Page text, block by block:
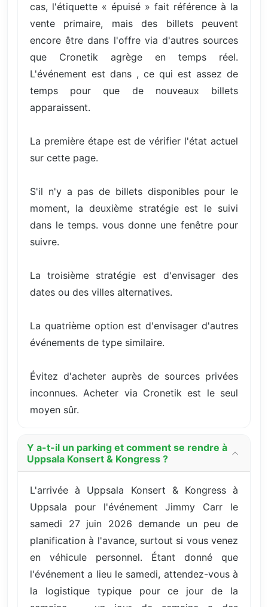
cas, l'étiquette « épuisé » fait référence à la
vente primaire, mais des billets peuvent
encore être dans l'offre via d'autres sources
que Cronetik agrège en temps réel.
L'événement est dans , ce qui est assez de
temps pour que de nouveaux billets
apparaissent.
La première étape est de vérifier l'état actuel
sur cette page.
S'il n'y a pas de billets disponibles pour le
moment, la deuxième stratégie est le suivi
dans le temps. vous donne une fenêtre pour
suivre.
La troisième stratégie est d'envisager des
dates ou des villes alternatives.
La quatrième option est d'envisager d'autres
événements de type similaire.
Évitez d'acheter auprès de sources privées
inconnues. Acheter via Cronetik est le seul
moyen sûr.
Y a-t-il un parking et comment se rendre à
Uppsala Konsert & Kongress ?
L'arrivée à Uppsala Konsert & Kongress à
Uppsala pour l'événement Jimmy Carr le
samedi 27 juin 2026 demande un peu de
planification à l'avance, surtout si vous venez
en véhicule personnel. Étant donné que
l'événement a lieu le samedi, attendez-vous à
la logistique typique pour ce jour de la